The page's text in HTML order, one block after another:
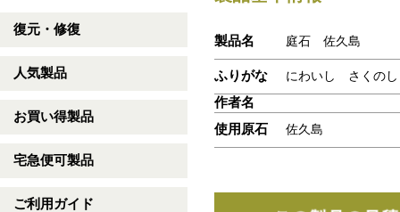
復元・修復
人気製品
お買い得製品
宅急便可製品
ご利用ガイド
製品名 庭石 佐久島
ふりがな にわいし さくのし
作者名
使用原石
佐久島